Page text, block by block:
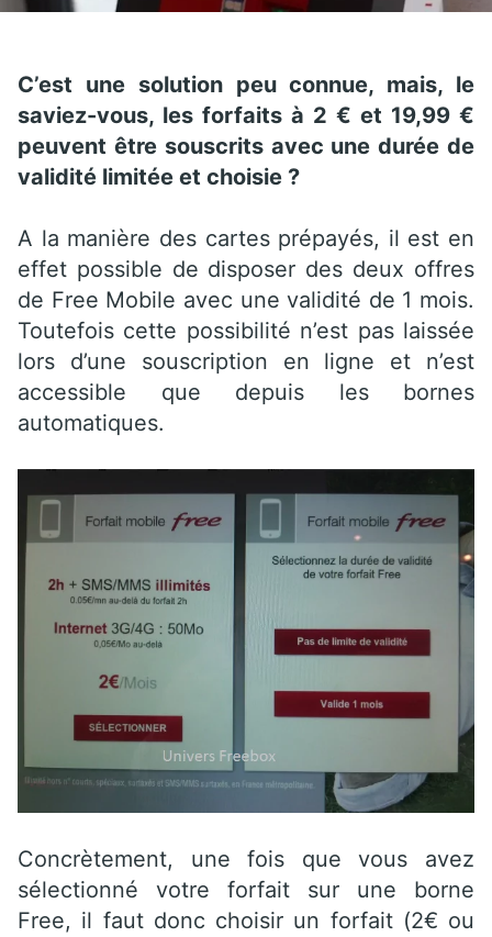
C’est une solution peu connue, mais, le
saviez-vous, les forfaits à 2 € et 19,99 €
peuvent être souscrits avec une durée de
validité limitée et choisie ?
A la manière des cartes prépayés, il est en
effet possible de disposer des deux offres
de Free Mobile avec une validité de 1 mois.
Toutefois cette possibilité n’est pas laissée
lors d’une souscription en ligne et n’est
accessible que depuis les bornes
automatiques.
Concrètement, une fois que vous avez
sélectionné votre forfait sur une borne
Free, il faut donc choisir un forfait (2€ ou